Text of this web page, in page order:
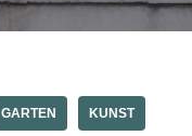
GARTEN KUNST